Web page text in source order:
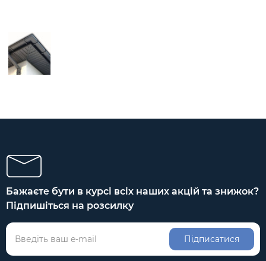
Бажаєте бути в курсі всіх наших акцій та знижок?
Підпишіться на розсилку
Підписатися